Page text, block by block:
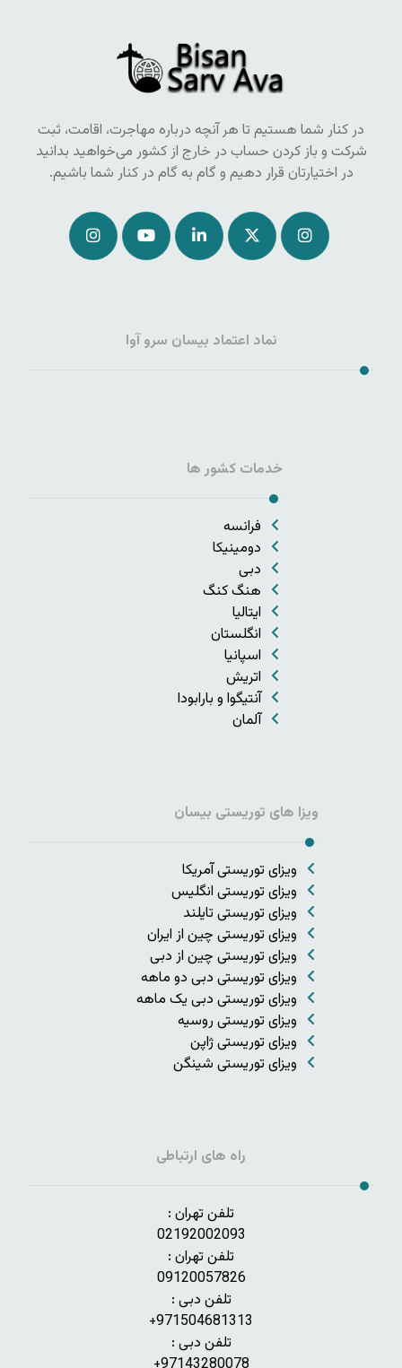
در کنار شما هستیم تا هر آنچه درباره مهاجرت، اقامت، ثبت
شرکت و باز کردن حساب در خارج از کشور می‌خواهید بدانید
در اختیارتان قرار دهیم و گام به گام در کنار شما باشیم.
نماد اعتماد بیسان سرو آوا
خدمات کشور ها
فرانسه
دومینیکا
دبی
هنگ کنگ
ایتالیا
انگلستان
اسپانیا
اتریش
آنتیگوا و بارابودا
آلمان
ویزا های توریستی بیسان
ویزای توریستی آمریکا
ویزای توریستی انگلیس
ویزای توریستی تایلند
ویزای توریستی چین از ایران
ویزای توریستی چین از دبی
ویزای توریستی دبی دو ماهه
ویزای توریستی دبی یک ماهه
ویزای توریستی روسیه
ویزای توریستی ژاپن
ویزای توریستی شینگن
راه های ارتباطی
تلفن تهران :
02192002093
تلفن تهران :
09120057826
تلفن دبی :
971504681313+
تلفن دبی :